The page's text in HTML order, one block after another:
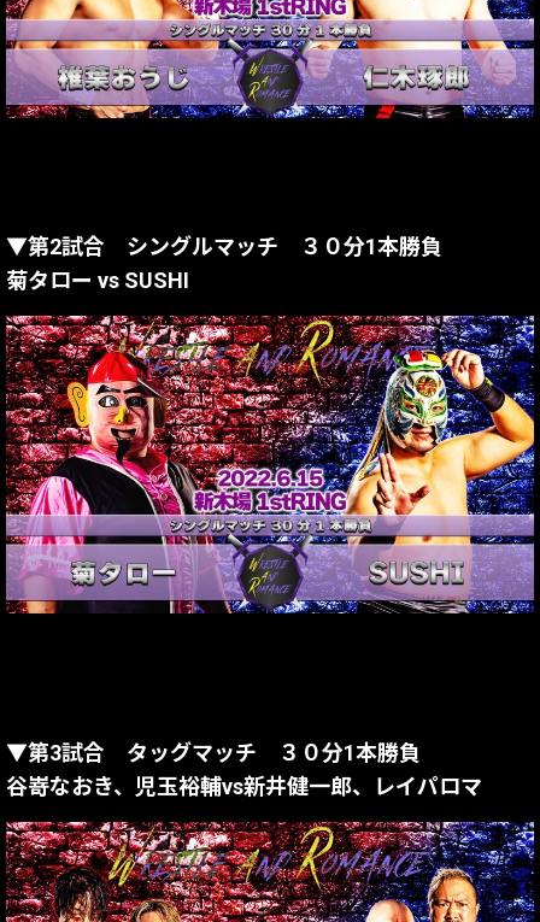
▼第2試合 シングルマッチ ３０分1本勝負
菊タロー vs SUSHI
▼第3試合 タッグマッチ ３０分1本勝負
谷嵜なおき、児玉裕輔vs新井健一郎、レイパロマ